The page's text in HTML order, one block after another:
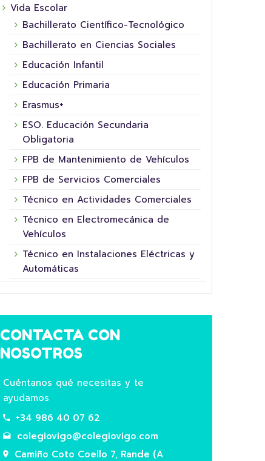
16 junio, 2026
5º XORNADA DE
SUPERHEROES FUNDACIÓN LA
NINETA
Este ano convertémonos en superheroes
do futuro participando na 5ª Xornada das
Superheroínas e Superheroes da Fundación
Vida Escolar
Bachillerato Científico-Tecnológico
Bachillerato en Ciencias Sociales
Educación Infantil
Educación Primaria
Erasmus+
ESO. Educación Secundaria
Obligatoria
FPB de Mantenimiento de Vehículos
FPB de Servicios Comerciales
Técnico en Actividades Comerciales
Técnico en Electromecánica de
Vehículos
Técnico en Instalaciones Eléctricas y
Automáticas
CONTACTA CON
NOSOTROS
Cuéntanos qué necesitas y te
ayudamos
+34 986 40 07 62
colegiovigo@colegiovigo.com
Camiño Coto Coello 7, Rande (A